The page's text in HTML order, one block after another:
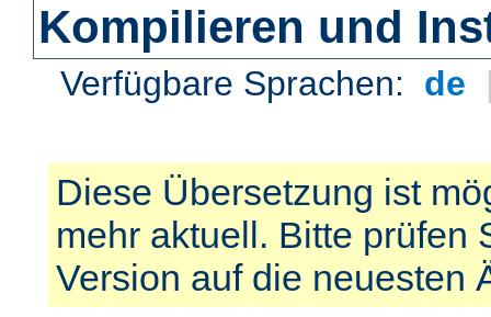
Kompilieren und
Verfügbare Sprachen: de
Diese Übersetzung ist
mehr aktuell. Bitte prüfen
Version auf die neuesten